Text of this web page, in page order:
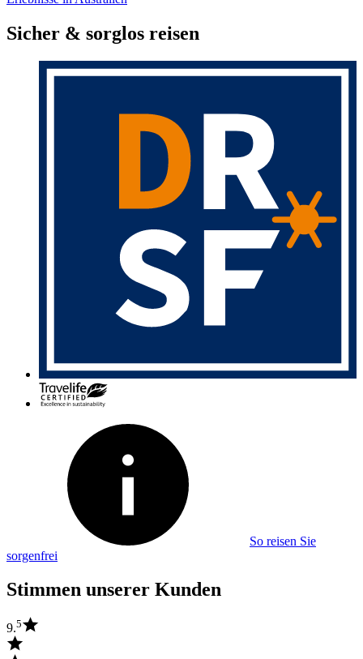
Sicher & sorglos reisen
So reisen Sie
sorgenfrei
Stimmen unserer Kunden
9.5